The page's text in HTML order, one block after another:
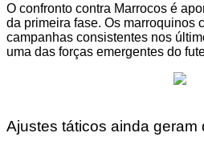
O confronto contra Marrocos é
da primeira fase. Os marroquinos
campanhas consistentes nos
uma das forças emergentes do
Ajustes táticos ainda geram